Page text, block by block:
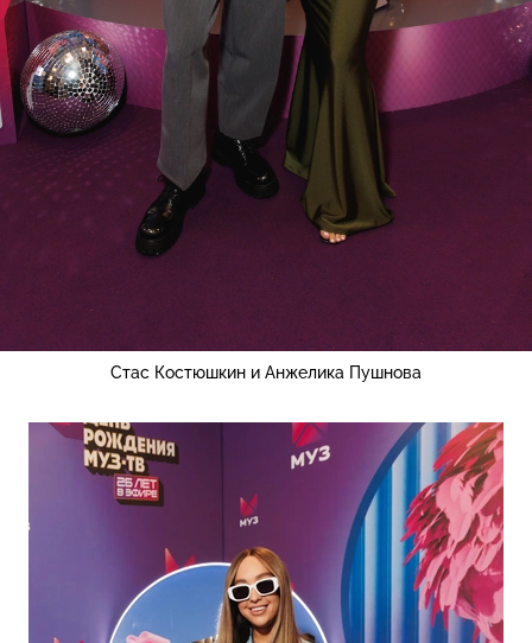
Стас Костюшкин и Анжелика Пушнова